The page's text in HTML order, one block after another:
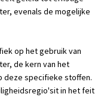
evenals de mogelijke
op het gebruik van
de kern van het
deze specifieke stoffen.
in het feit